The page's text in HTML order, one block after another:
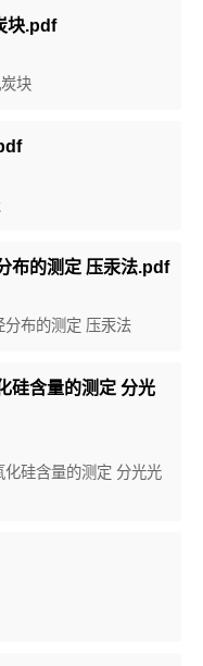
块.pdf
块
布的测定 压汞法.pdf
布的测定 压汞法
硅含量的测定 分光
硅含量的测定 分光光